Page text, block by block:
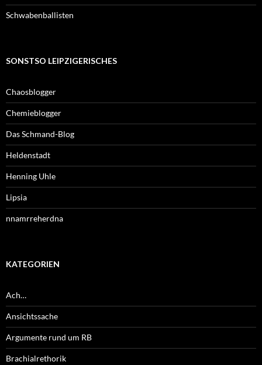
Schwabenballisten
SONSTSO LEIPZIGERISCHES
Chaosblogger
Chemieblogger
Das Schmand-Blog
Heldenstadt
Henning Uhle
Lipsia
nnamrreherdna
KATEGORIEN
Ach…
Ansichtssache
Argumente rund um RB
Brachialrethorik